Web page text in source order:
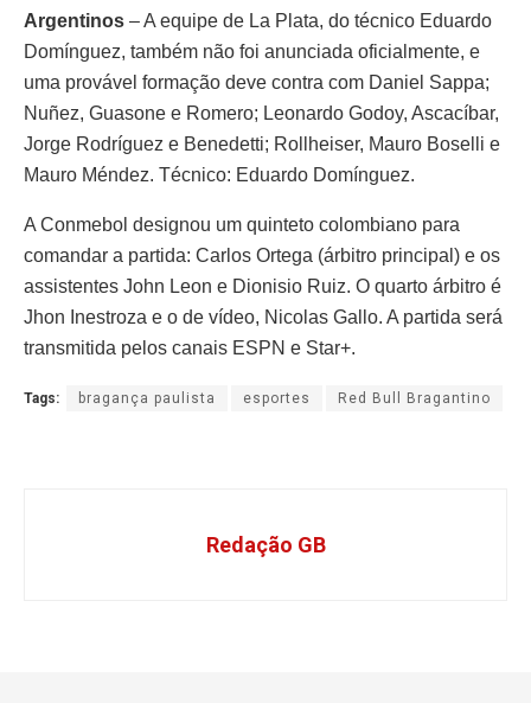
Argentinos – A equipe de La Plata, do técnico Eduardo
Domínguez, também não foi anunciada oficialmente, e
uma provável formação deve contra com Daniel Sappa;
Nuñez, Guasone e Romero; Leonardo Godoy, Ascacíbar,
Jorge Rodríguez e Benedetti; Rollheiser, Mauro Boselli e
Mauro Méndez. Técnico: Eduardo Domínguez.
A Conmebol designou um quinteto colombiano para
comandar a partida: Carlos Ortega (árbitro principal) e os
assistentes John Leon e Dionisio Ruiz. O quarto árbitro é
Jhon Inestroza e o de vídeo, Nicolas Gallo. A partida será
transmitida pelos canais ESPN e Star+.
Tags: bragança paulista esportes Red Bull Bragantino
Redação GB